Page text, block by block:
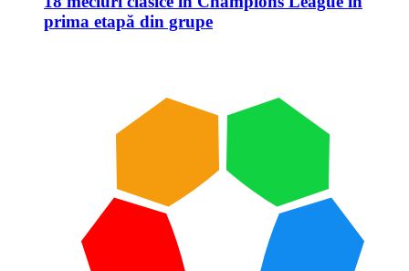
prima etapă din grupe